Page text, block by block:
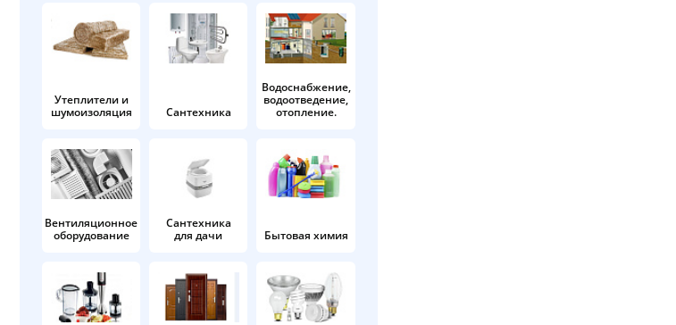
Утеплители и
шумоизоляция
Сантехника
Водоснабжение,
водоотведение,
отопление.
Вентиляционное
оборудование
Сантехника
для дачи
Бытовая химия